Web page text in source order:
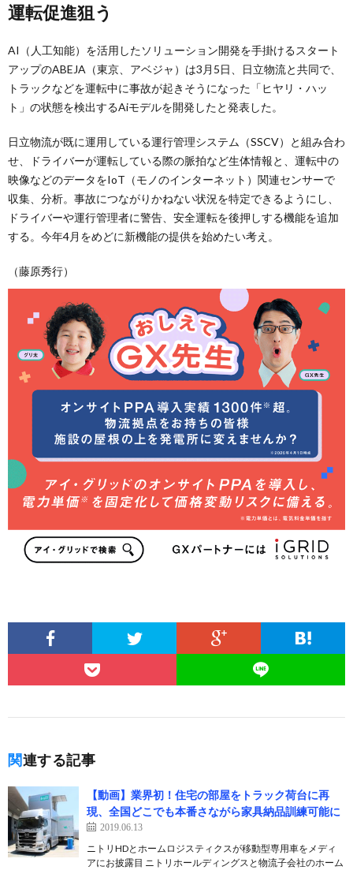
運転促進狙う
AI（人工知能）を活用したソリューション開発を手掛けるスタート
アップのABEJA（東京、アベジャ）は3月5日、日立物流と共同で、
トラックなどを運転中に事故が起きそうになった「ヒヤリ・ハッ
ト」の状態を検出するAiモデルを開発したと発表した。
日立物流が既に運用している運行管理システム（SSCV）と組み合わ
せ、ドライバーが運転している際の脈拍など生体情報と、運転中の
映像などのデータをIoT（モノのインターネット）関連センサーで
収集、分析。事故につながりかねない状況を特定できるようにし、
ドライバーや運行管理者に警告、安全運転を後押しする機能を追加
する。今年4月をめどに新機能の提供を始めたい考え。
（藤原秀行）
関連する記事
【動画】業界初！住宅の部屋をトラック荷台に再
現、全国どこでも本番さながら家具納品訓練可能に
2019.06.13
ニトリHDとホームロジスティクスが移動型専用車をメディ
アにお披露目 ニトリホールディングスと物流子会社のホーム